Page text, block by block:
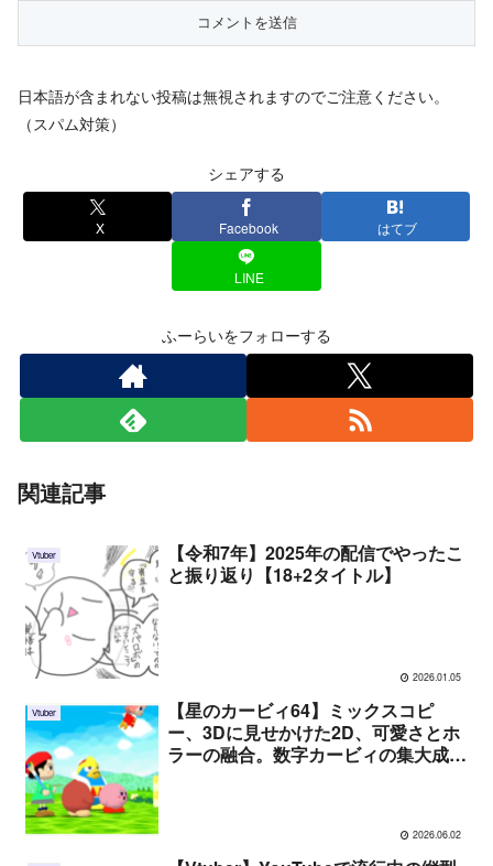
日本語が含まれない投稿は無視されますのでご注意ください。
（スパム対策）
シェアする
X Facebook はてブ
LINE
ふーらいをフォローする
関連記事
Vtuber
【令和7年】2025年の配信でやったこ
と振り返り【18+2タイトル】
2026.01.05
Vtuber
【星のカービィ64】ミックスコピ
ー、3Dに見せかけた2D、可愛さとホ
ラーの融合。数字カービィの集大成
2026.06.02